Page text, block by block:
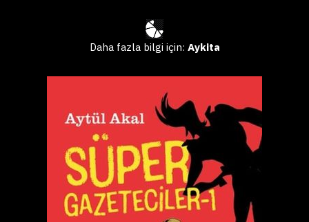
Daha fazla bilgi için: Aykita